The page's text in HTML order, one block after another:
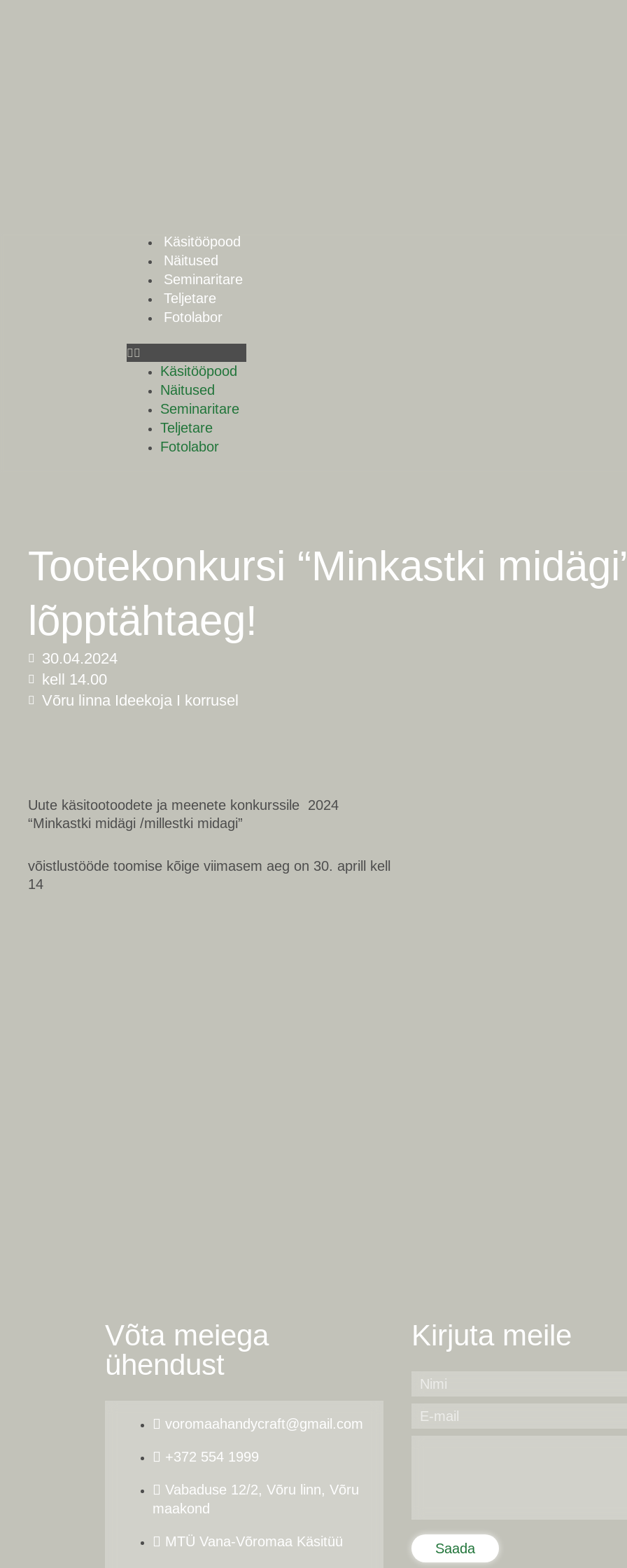
Käsitööpood
Näitused
Seminaritare
Teljetare
Fotolabor
Käsitööpood
Näitused
Seminaritare
Teljetare
Fotolabor
Tootekonkursi “Minkastki
lõpptähtaeg!
30.04.2024
kell 14.00
Võru linna Ideekoja I korrusel
Uute käsitootoodete ja meenete konkurssile 2024
“Minkastki midägi /millestki midagi”
võistlustööde toomise kõige viimasem aeg on 30. aprill kell
14
Võta meiega
ühendust
voromaahandycraft@gmail.com
+372 554 1999
Vabaduse 12/2, Võru linn, Võru
maakond
MTÜ Vana-Võromaa Käsitüü
Kirjuta meile
Saada